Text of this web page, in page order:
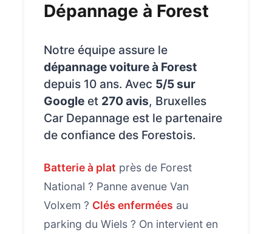
Dépannage à Forest
Notre équipe assure le
dépannage voiture à Forest
depuis 10 ans. Avec 5/5 sur
Google et 270 avis, Bruxelles
Car Depannage est le partenaire
de confiance des Forestois.
Batterie à plat près de Forest
National ? Panne avenue Van
Volxem ? Clés enfermées au
parking du Wiels ? On intervient en